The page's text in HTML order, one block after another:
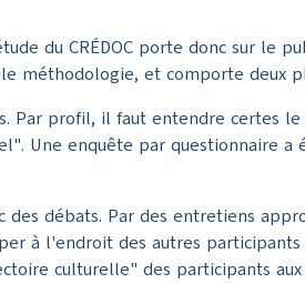
du CRÉDOC porte donc sur le
méthodologie, et comporte deux
profil, il faut entendre certes
Une enquête par questionnaire
débats. Par des entretiens
à l'endroit des autres
culturelle" des participants